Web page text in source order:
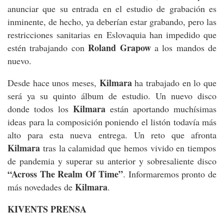
anunciar que su entrada en el estudio de grabación es
inminente, de hecho, ya deberían estar grabando, pero las
restricciones sanitarias en Eslovaquia han impedido que
estén trabajando conRoland Grapowa los mandos de
nuevo.
Desde hace unos meses, Kilmaraha trabajado en lo que
será ya su quinto álbum de estudio. Un nuevo disco
donde todos los Kilmara están aportando muchísimas
ideas para la composición poniendo el listón todavía más
alto para esta nueva entrega. Un reto que afronta
Kilmara tras la calamidad que hemos vivido en tiempos
de pandemia y superar su anterior y sobresaliente disco
“Across The Realm Of Time”. Informaremos pronto de
más novedades de Kilmara.
KIVENTS PRENSA